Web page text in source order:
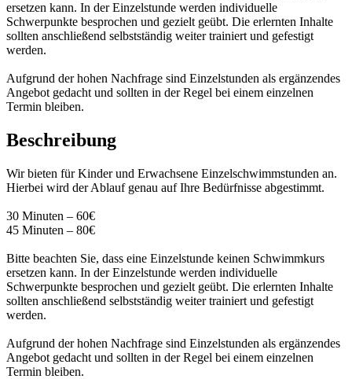
ersetzen kann. In der Einzelstunde werden individuelle
Schwerpunkte besprochen und gezielt geübt. Die erlernten Inhalte
sollten anschließend selbstständig weiter trainiert und gefestigt
werden.
Aufgrund der hohen Nachfrage sind Einzelstunden als ergänzendes
Angebot gedacht und sollten in der Regel bei einem einzelnen
Termin bleiben.
Beschreibung
Wir bieten für Kinder und Erwachsene Einzelschwimmstunden an.
Hierbei wird der Ablauf genau auf Ihre Bedürfnisse abgestimmt.
30 Minuten – 60€
45 Minuten – 80€
Bitte beachten Sie, dass eine Einzelstunde keinen Schwimmkurs
ersetzen kann. In der Einzelstunde werden individuelle
Schwerpunkte besprochen und gezielt geübt. Die erlernten Inhalte
sollten anschließend selbstständig weiter trainiert und gefestigt
werden.
Aufgrund der hohen Nachfrage sind Einzelstunden als ergänzendes
Angebot gedacht und sollten in der Regel bei einem einzelnen
Termin bleiben.